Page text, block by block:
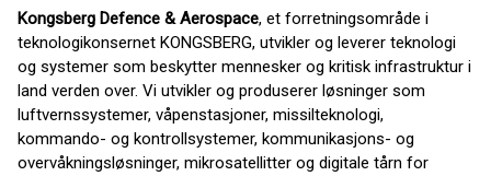
Kongsberg Defence & Aerospace, et forretningsområde i
teknologikonsernet KONGSBERG, utvikler og leverer teknologi
og systemer som beskytter mennesker og kritisk infrastruktur i
land verden over. Vi utvikler og produserer løsninger som
luftvernssystemer, våpenstasjoner, missilteknologi,
kommando- og kontrollsystemer, kommunikasjons- og
overvåkningsløsninger, mikrosatellitter og digitale tårn for